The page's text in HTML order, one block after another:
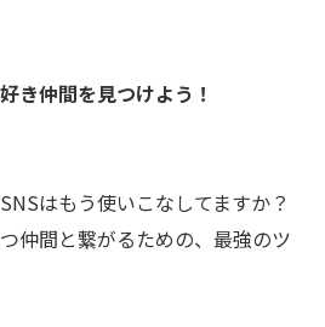
き仲間を見つけよう！
はもう使いこなしてますか？
仲間と繋がるための、最強のツ